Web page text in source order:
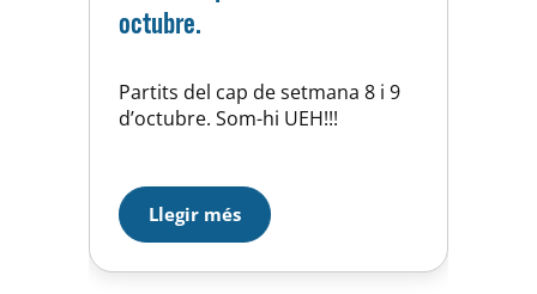
octubre.
Partits del cap de setmana 8 i 9
d’octubre. Som-hi UEH!!!
Llegir més